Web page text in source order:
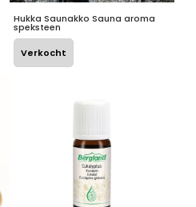
Hukka Saunakko Sauna aroma
speksteen
Verkocht